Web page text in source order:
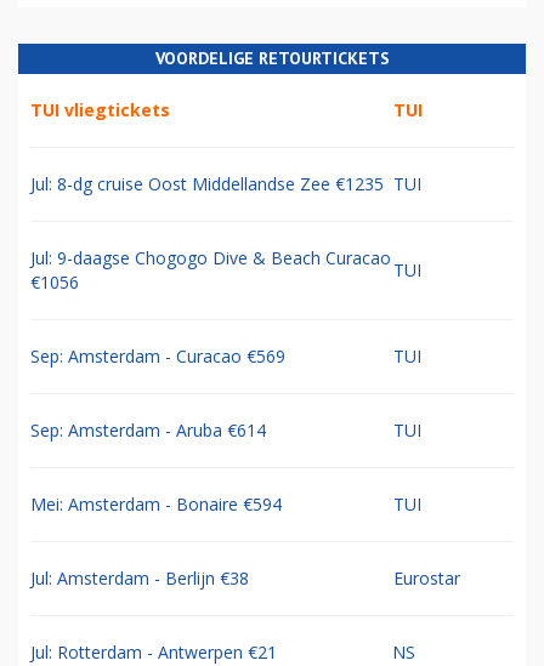
VOORDELIGE RETOURTICKETS
TUI vliegtickets TUI
Jul: 8-dg cruise Oost Middellandse Zee €1235 TUI
Jul: 9-daagse Chogogo Dive & Beach Curacao
€1056
TUI
Sep: Amsterdam - Curacao €569 TUI
Sep: Amsterdam - Aruba €614 TUI
Mei: Amsterdam - Bonaire €594 TUI
Jul: Amsterdam - Berlijn €38 Eurostar
Jul: Rotterdam - Antwerpen €21 NS